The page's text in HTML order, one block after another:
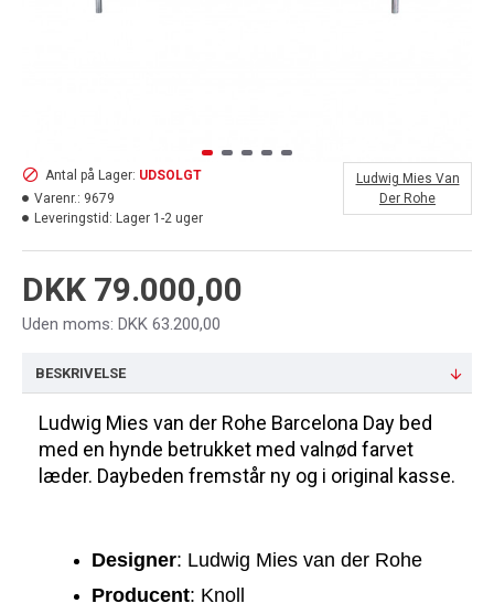
DKK 79.000,00
Uden moms: DKK 63.200,00
Antal på Lager: UDSOLGT
Varenr.: 9679
Leveringstid: Lager 1-2 uger
Ludwig Mies Van
Der Rohe
BESKRIVELSE
Ludwig Mies van der Rohe Barcelona Day bed
med en hynde betrukket med valnød farvet
læder. Daybeden fremstår ny og i original kasse.
Designer: Ludwig Mies van der Rohe
Producent: Knoll